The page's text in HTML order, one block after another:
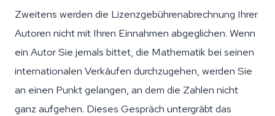
Zweitens werden die Lizenzgebührenabrechnung Ihrer
Autoren nicht mit Ihren Einnahmen abgeglichen. Wenn
ein Autor Sie jemals bittet, die Mathematik bei seinen
internationalen Verkäufen durchzugehen, werden Sie
an einen Punkt gelangen, an dem die Zahlen nicht
ganz aufgehen. Dieses Gespräch untergräbt das